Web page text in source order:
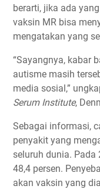
berarti, jika ada
vaksin MR bisa
mengatakan yang
“Sayangnya, kabar
autisme masih
media sosial,”
Serum Institute,
Sebagai informasi,
penyakit yang
seluruh dunia.
48,4 persen.
akan vaksin yang